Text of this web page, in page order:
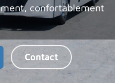
confortablement
Contact